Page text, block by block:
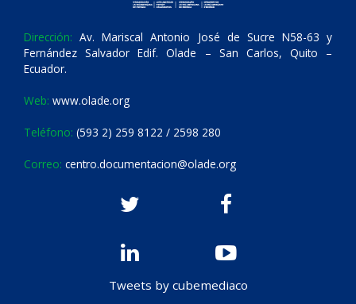
Dirección: Av. Mariscal Antonio José de Sucre N58-63 y
Fernández Salvador Edif. Olade – San Carlos, Quito –
Ecuador.
Web: www.olade.org
Teléfono: (593 2) 259 8122 / 2598 280
Correo: centro.documentacion@olade.org
Tweets by cubemediaco